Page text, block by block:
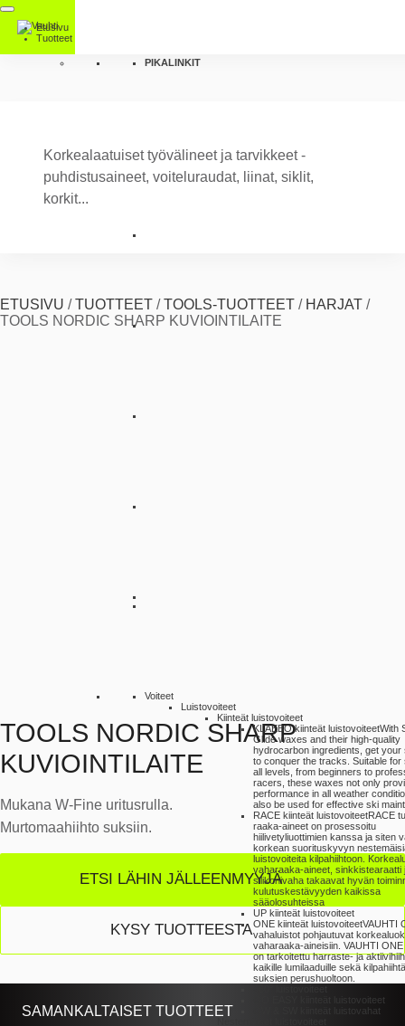
Etusivu
Tuotteet
PIKALINKIT
Voiteet
Luistovoiteet
Kiinteät luistovoiteet
KLAEBO kiinteät luistovoiteetWith
Glide waxes and their high-quality
hydrocarbon ingredients, get your
to conquer the tracks. Suitable for
all levels, from beginners to
racers, these waxes not only
performance in all weather
also be used for effective ski
RACE kiinteät luistovoiteetRACE
raaka-aineet on prosessoitu
hiilivetyliuottimien kanssa ja siten
korkean suorituskyvyn
luistovoiteita kilpahiihtoon.
vaharaaka-aineet, sinkkistearaatti
silikonivaha takaavat hyvän
kulutuskestävyyden kaikissa
sääolosuhteissa
UP kiinteät luistovoiteet
ONE kiinteät luistovoiteetVAUHTI
vahaluistot pohjautuvat
vaharaaka-aineisiin. VAUHTI
on tarkoitettu harraste- ja
kaikille lumilaaduille sekä
suksien perushuoltoon.
GO EASY kiinteät luistovoiteet
GW & SW kiinteät luistovahat
Korkealaatuiset työvälineet ja tarvikkeet -
puhdistusaineet, voiteluraudat, liinat, siklit,
korkit...
ETUSIVU /TUOTTEET /TOOLS-TUOTTEET / HARJAT /
TOOLS NORDIC SHARP KUVIOINTILAITE
TOOLS NORDIC SHARP
KUVIOINTILAITE
Mukana W-Fine uritusrulla.
Murtomaahiihto suksiin.
ETSI LÄHIN JÄLLEENMYYJÄ
KYSY TUOTTEESTA
SAMANKALTAISET TUOTTEET